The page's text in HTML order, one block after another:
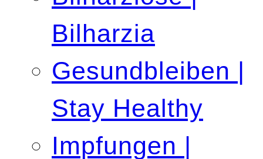
Bilharzia
Gesundbleiben |
Stay Healthy
Impfungen |